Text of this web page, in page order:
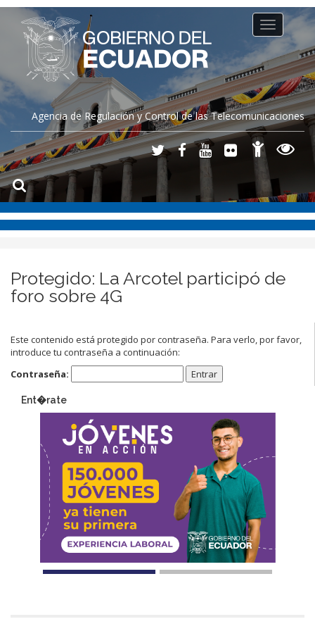
Agencia de Regulación y Control de las Telecomunicaciones
Toggle
navigation
Protegido: La Arcotel participó de
foro sobre 4G
Este contenido está protegido por contraseña. Para verlo, por favor,
introduce tu contraseña a continuación:
Contraseña:
Ent�rate